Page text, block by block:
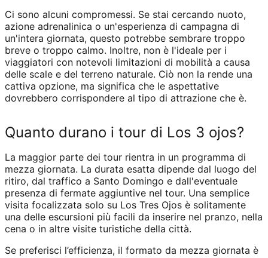
Ci sono alcuni compromessi. Se stai cercando nuoto,
azione adrenalinica o un'esperienza di campagna di
un'intera giornata, questo potrebbe sembrare troppo
breve o troppo calmo. Inoltre, non è l'ideale per i
viaggiatori con notevoli limitazioni di mobilità a causa
delle scale e del terreno naturale. Ciò non la rende una
cattiva opzione, ma significa che le aspettative
dovrebbero corrispondere al tipo di attrazione che è.
Quanto durano i tour di Los 3 ojos?
La maggior parte dei tour rientra in un programma di
mezza giornata. La durata esatta dipende dal luogo del
ritiro, dal traffico a Santo Domingo e dall'eventuale
presenza di fermate aggiuntive nel tour. Una semplice
visita focalizzata solo su Los Tres Ojos è solitamente
una delle escursioni più facili da inserire nel pranzo, nella
cena o in altre visite turistiche della città.
Se preferisci l’efficienza, il formato da mezza giornata è